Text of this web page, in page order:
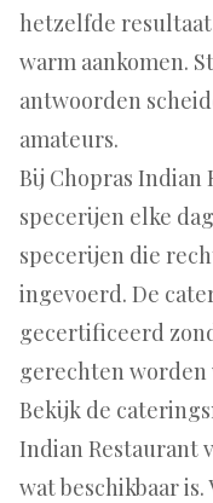
hetzelfde
warm aankomen.
antwoorden
amateurs.
Bij Chopras Indian
specerijen elke
specerijen die
ingevoerd. De
gecertificeerd
gerechten worden
Bekijk de
Indian Restaurant
wat beschikbaar